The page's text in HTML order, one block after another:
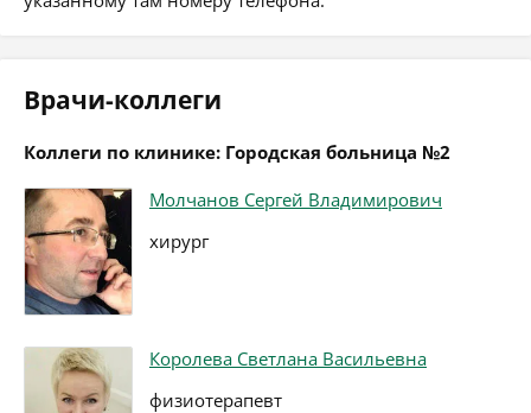
Врачи-коллеги
Коллеги по клинике: Городская больница №2
Молчанов Сергей Владимирович
хирург
Королева Светлана Васильевна
физиотерапевт